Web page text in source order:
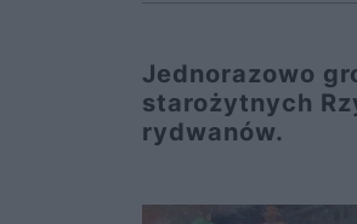
Jednorazowo
starożytnych
rydwanów.